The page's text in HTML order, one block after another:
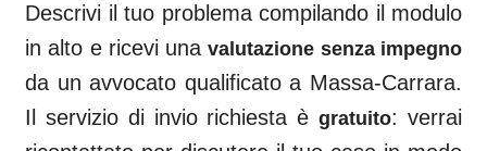
Descrivi il tuo problema compilando il modulo
in alto e ricevi unavalutazione senza impegno
da un avvocato qualificato a Massa-Carrara.
Il servizio di invio richiesta ègratuito: verrai